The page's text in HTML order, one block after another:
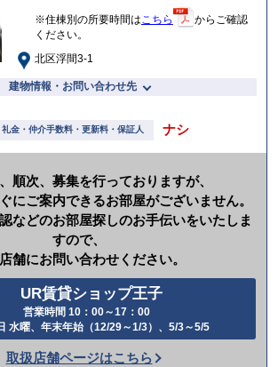
※住棟別の所要時間はこちら
からご確認
ください。
北区浮間3-1
建物情報・お問い合わせ先
礼金・仲介手数料・更新料・保証人 ナシ
順次、募集を行っておりますが、
にご案内できるお部屋がございません。
などのお部屋探しのお手伝いをいたしま
すので、
舗にお問い合わせください。
UR賃貸ショップ王子
営業時間 10：00～17：00
水曜、年末年始（12/29～1/3）、5/3～5/5
話
取扱店舗ページはこちら